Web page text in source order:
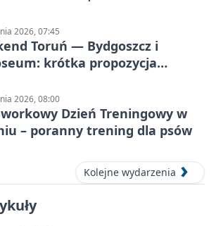
2026, 07:45
Toruń — Bydgoszcz i
krótka propozycja
2026, 08:00
Dzień Treningowy w
– poranny trening dla psów
Kolejne wydarzenia